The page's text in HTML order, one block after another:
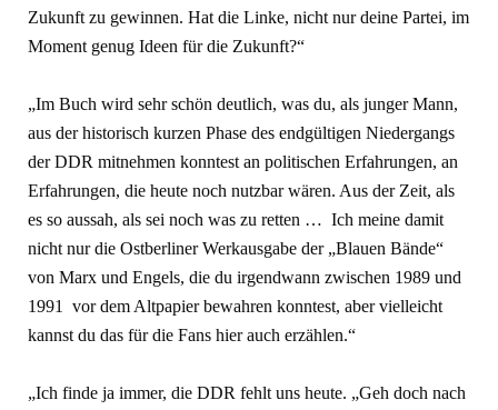
Zukunft zu gewinnen. Hat die Linke, nicht nur deine Partei, im
Moment genug Ideen für die Zukunft?“
„Im Buch wird sehr schön deutlich, was du, als junger Mann,
aus der historisch kurzen Phase des endgültigen Niedergangs
der DDR mitnehmen konntest an politischen Erfahrungen, an
Erfahrungen, die heute noch nutzbar wären. Aus der Zeit, als
es so aussah, als sei noch was zu retten … Ich meine damit
nicht nur die Ostberliner Werkausgabe der „Blauen Bände“
von Marx und Engels, die du irgendwann zwischen 1989 und
1991 vor dem Altpapier bewahren konntest, aber vielleicht
kannst du das für die Fans hier auch erzählen.“
„Ich finde ja immer, die DDR fehlt uns heute. „Geh doch nach